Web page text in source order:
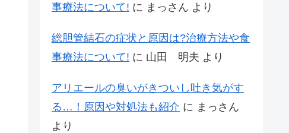
事療法について! に まっさん より
総胆管結石の症状と原因は?治療方法や食
事療法について! に 山田 明夫 より
アリエールの臭いがきついし吐き気がす
る…！原因や対処法も紹介 に まっさん
より